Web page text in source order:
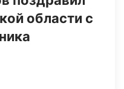
области с